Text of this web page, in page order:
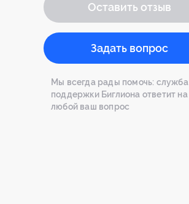
Оставить отзыв
Задать вопрос
Мы всегда рады помочь: служба
поддержки Биглиона ответит на
любой ваш вопрос